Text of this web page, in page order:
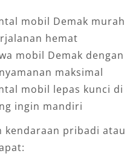
mobil Demak
hemat
mobil Demak
maksimal
mobil lepas kunci di
ingin mandiri
kendaraan pribadi atau